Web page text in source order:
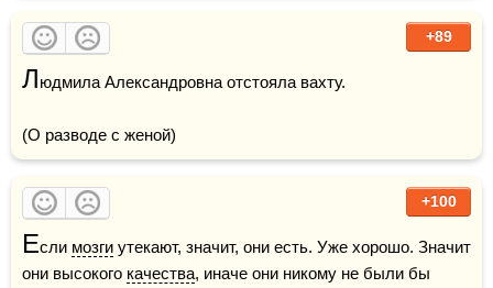
+89
Людмила Александровна отстояла вахту.
(О разводе с женой)
+100
Если мозги утекают, значит, они есть. Уже хорошо. Значит
они высокого качества, иначе они никому не были бы